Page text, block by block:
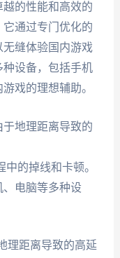
的性能和高效的
通过专门优化的
缝体验国内游戏
设备，包括手机
戏的理想辅助。
地理距离导致的
的掉线和卡顿。
电脑等多种设
理距离导致的高延